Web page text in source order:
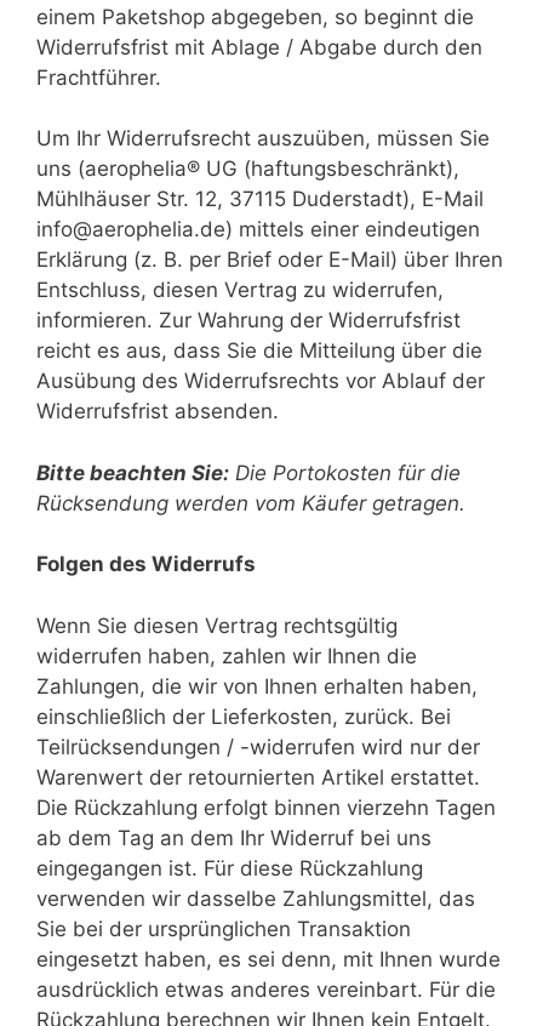
einem Paketshop abgegeben, so beginnt die
Widerrufsfrist mit Ablage / Abgabe durch den
Frachtführer.
Um Ihr Widerrufsrecht auszuüben, müssen Sie
uns (aerophelia® UG (haftungsbeschränkt),
Mühlhäuser Str. 12, 37115 Duderstadt), E-Mail
info@aerophelia.de) mittels einer eindeutigen
Erklärung (z. B. per Brief oder E-Mail) über Ihren
Entschluss, diesen Vertrag zu widerrufen,
informieren. Zur Wahrung der Widerrufsfrist
reicht es aus, dass Sie die Mitteilung über die
Ausübung des Widerrufsrechts vor Ablauf der
Widerrufsfrist absenden.
Bitte beachten Sie: Die Portokosten für die
Rücksendung werden vom Käufer getragen.
Folgen des Widerrufs
Wenn Sie diesen Vertrag rechtsgültig
widerrufen haben, zahlen wir Ihnen die
Zahlungen, die wir von Ihnen erhalten haben,
einschließlich der Lieferkosten, zurück. Bei
Teilrücksendungen / -widerrufen wird nur der
Warenwert der retournierten Artikel erstattet.
Die Rückzahlung erfolgt binnen vierzehn Tagen
ab dem Tag an dem Ihr Widerruf bei uns
eingegangen ist. Für diese Rückzahlung
verwenden wir dasselbe Zahlungsmittel, das
Sie bei der ursprünglichen Transaktion
eingesetzt haben, es sei denn, mit Ihnen wurde
ausdrücklich etwas anderes vereinbart. Für die
Rückzahlung berechnen wir Ihnen kein Entgelt.